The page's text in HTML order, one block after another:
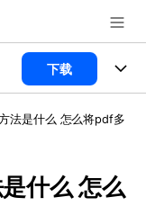
下载
法是什么 怎么将pdf多
什么 怎么